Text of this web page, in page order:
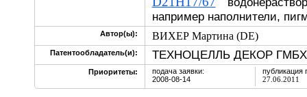
например наполнители,
Автор(ы): ВИХЕР Мартина (DE)
Патентообладатель(и): ТЕХНОЦЕЛЛЬ ДЕКОР ГМБХ
Приоритеты:
подача заявки:
2008-08-14
публикация
27.06.2011